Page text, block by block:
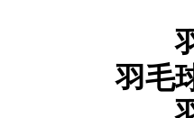
羽毛